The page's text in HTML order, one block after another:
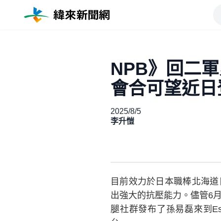
NPB》回二
會合可望近
2025/8/5
李升愷
目前效力於日本職棒北海
出強大的抗壓能力。儘管6
腿社群發布了孫易磊來到